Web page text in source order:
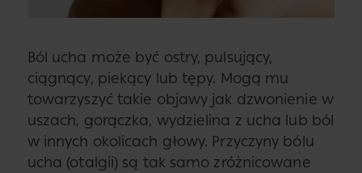
Ból ucha może być ostry, pulsujący,
ciągnący, piekący lub tępy. Mogą mu
towarzyszyć takie objawy jak dzwonienie w
uszach, gorączka, wydzielina z ucha lub ból
w innych okolicach głowy. Przyczyny bólu
ucha (otalgii) są tak samo zróżnicowane